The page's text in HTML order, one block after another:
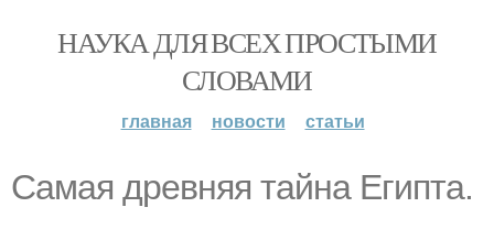
НАУКА ДЛЯ ВСЕХ ПРОСТЫМИ
СЛОВАМИ
главная новости статьи
Самая древняя тайна Египта.